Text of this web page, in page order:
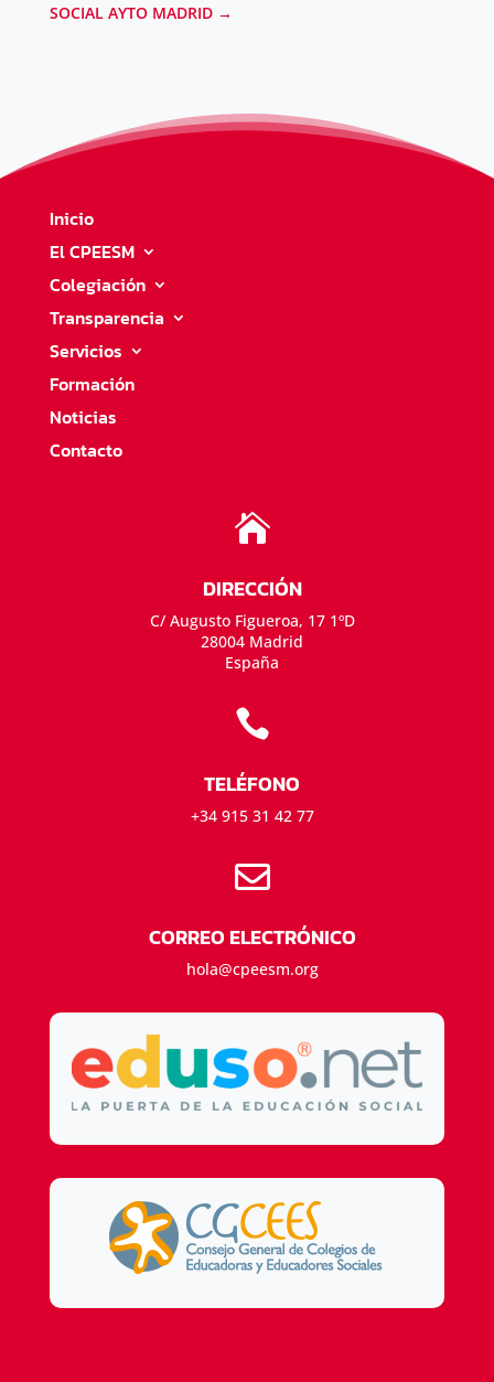
SOCIAL AYTO MADRID→
Inicio
El CPEESM
Colegiación
Transparencia
Servicios
Formación
Noticias
Contacto

DIRECCIÓN
C/ Augusto Figueroa, 17 1ºD
28004 Madrid
España

TELÉFONO
+34 915 31 42 77

CORREO ELECTRÓNICO
hola@cpeesm.org